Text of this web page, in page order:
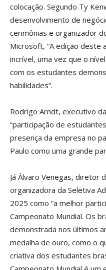
colocação. Segundo Ty
desenvolvimento de
cerimônias e organizador
Microsoft, “A edição deste
incrível, uma vez que o
com os estudantes
habilidades”.
Rodrigo Arndt, executivo
“participação de
presença da empresa no
Paulo como uma grande
Já Álvaro Venegas, diretor
organizadora da Seletiva
2025 como “a melhor
Campeonato Mundial. Os
demonstrada nos últimos
medalha de ouro, como o
criativa dos estudantes